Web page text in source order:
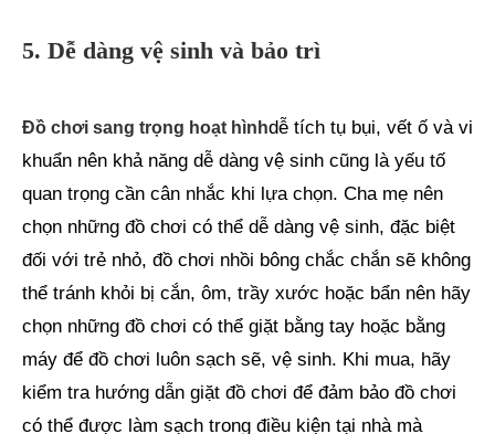
5. Dễ dàng vệ sinh và bảo trì
Đồ chơi sang trọng hoạt hìnhdễ tích tụ bụi, vết ố và vi
khuẩn nên khả năng dễ dàng vệ sinh cũng là yếu tố
quan trọng cần cân nhắc khi lựa chọn. Cha mẹ nên
chọn những đồ chơi có thể dễ dàng vệ sinh, đặc biệt
đối với trẻ nhỏ, đồ chơi nhồi bông chắc chắn sẽ không
thể tránh khỏi bị cắn, ôm, trầy xước hoặc bẩn nên hãy
chọn những đồ chơi có thể giặt bằng tay hoặc bằng
máy để đồ chơi luôn sạch sẽ, vệ sinh. Khi mua, hãy
kiểm tra hướng dẫn giặt đồ chơi để đảm bảo đồ chơi
có thể được làm sạch trong điều kiện tại nhà mà